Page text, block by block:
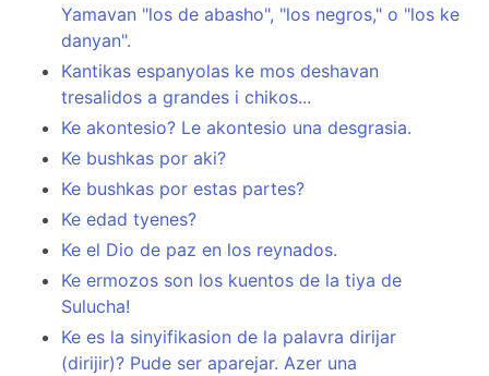
Yamavan "los de abasho", "los negros," o "los ke
danyan".
Kantikas espanyolas ke mos deshavan
tresalidos a grandes i chikos...
Ke akontesio? Le akontesio una desgrasia.
Ke bushkas por aki?
Ke bushkas por estas partes?
Ke edad tyenes?
Ke el Dio de paz en los reynados.
Ke ermozos son los kuentos de la tiya de
Sulucha!
Ke es la sinyifikasion de la palavra dirijar
(dirijir)? Pude ser aparejar. Azer una